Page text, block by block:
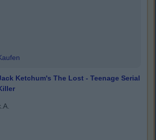
Ketchum's The Lost - Teenage Serial